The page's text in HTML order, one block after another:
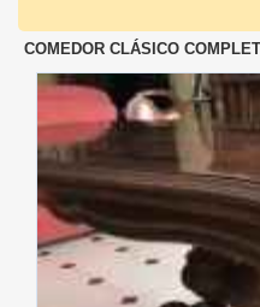
COMEDOR CLÁSICO